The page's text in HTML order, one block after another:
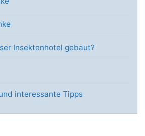
Insektenhotel gebaut?
interessante Tipps